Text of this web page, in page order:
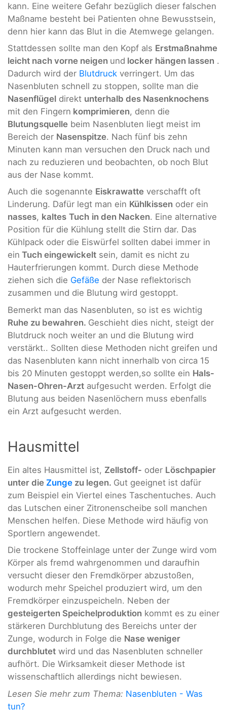
kann. Eine weitere Gefahr bezüglich dieser falschen
Maßname besteht bei Patienten ohne Bewusstsein,
denn hier kann das Blut in die Atemwege gelangen.
Stattdessen sollte man den Kopf als Erstmaßnahme
leicht nach vorne neigen und locker hängen lassen .
Dadurch wird der Blutdruck verringert. Um das
Nasenbluten schnell zu stoppen, sollte man die
Nasenflügel direkt unterhalb des Nasenknochens
mit den Fingern komprimieren, denn die
Blutungsquelle beim Nasenbluten liegt meist im
Bereich der Nasenspitze. Nach fünf bis zehn
Minuten kann man versuchen den Druck nach und
nach zu reduzieren und beobachten, ob noch Blut
aus der Nase kommt.
Auch die sogenannte Eiskrawatte verschafft oft
Linderung. Dafür legt man ein Kühlkissen oder ein
nasses, kaltes Tuch in den Nacken. Eine alternative
Position für die Kühlung stellt die Stirn dar. Das
Kühlpack oder die Eiswürfel sollten dabei immer in
ein Tuch eingewickelt sein, damit es nicht zu
Hauterfrierungen kommt. Durch diese Methode
ziehen sich die Gefäße der Nase reflektorisch
zusammen und die Blutung wird gestoppt.
Bemerkt man das Nasenbluten, so ist es wichtig
Ruhe zu bewahren. Geschieht dies nicht, steigt der
Blutdruck noch weiter an und die Blutung wird
verstärkt.. Sollten diese Methoden nicht greifen und
das Nasenbluten kann nicht innerhalb von circa 15
bis 20 Minuten gestoppt werden,so sollte ein Hals-
Nasen-Ohren-Arzt aufgesucht werden. Erfolgt die
Blutung aus beiden Nasenlöchern muss ebenfalls
ein Arzt aufgesucht werden.
Hausmittel
Ein altes Hausmittel ist, Zellstoff- oder Löschpapier
unter die Zunge zu legen. Gut geeignet ist dafür
zum Beispiel ein Viertel eines Taschentuches. Auch
das Lutschen einer Zitronenscheibe soll manchen
Menschen helfen. Diese Methode wird häufig von
Sportlern angewendet.
Die trockene Stoffeinlage unter der Zunge wird vom
Körper als fremd wahrgenommen und daraufhin
versucht dieser den Fremdkörper abzustoßen,
wodurch mehr Speichel produziert wird, um den
Fremdkörper einzuspeicheln. Neben der
gesteigerten Speichelproduktion kommt es zu einer
stärkeren Durchblutung des Bereichs unter der
Zunge, wodurch in Folge die Nase weniger
durchblutet wird und das Nasenbluten schneller
aufhört. Die Wirksamkeit dieser Methode ist
wissenschaftlich allerdings nicht bewiesen.
Lesen Sie mehr zum Thema: Nasenbluten - Was
tun?